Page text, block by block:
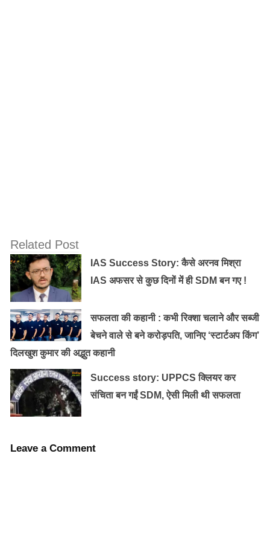
‘‘उन लोगों के संघर्ष ने मुझे भीतर तक कचोटकर रख दिया। मैं
Related Post
IAS Success Story: कैसे अरनव मिश्रा
IAS अफसर से कुछ दिनों में ही SDM बन गए !
सफलता की कहानी : कभी रिक्शा चलाने और सब्जी
बेचने वाले से बने करोड़पति, जानिए ‘स्टार्टअप किंग’
दिलखुश कुमार की अद्भुत कहानी
Success story: UPPCS क्लियर कर
संचिता बन गईं SDM, ऐसी मिली थी सफलता
Leave a Comment